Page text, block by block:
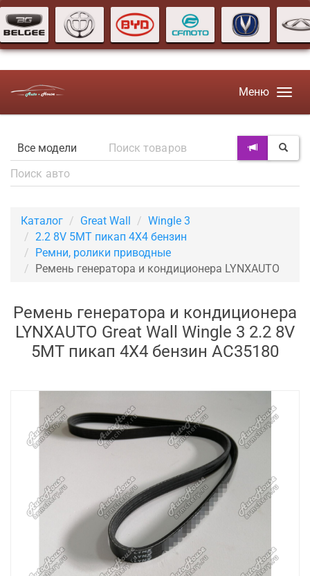
Меню
Каталог Great Wall
Wingle 3
2.2 8V 5MT пикап 4X4 бензин
Ремни, ролики приводные
Ремень генератора и кондиционера LYNXAUTO
Ремень генератора и кондиционера
LYNXAUTO Great Wall Wingle 3 2.2 8V
5MT пикап 4X4 бензин AC35180